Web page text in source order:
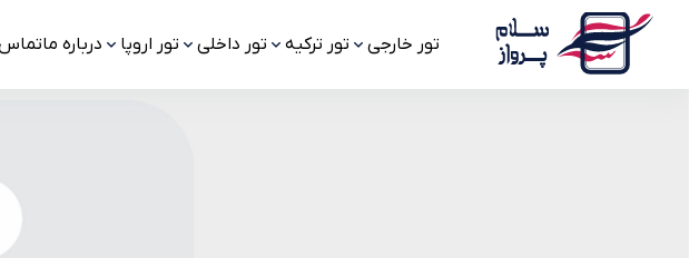
تور خارجی تور ترکیه تور داخلی تور اروپا درباره ماتماس